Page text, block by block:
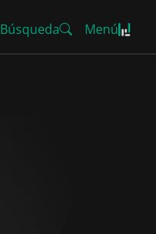
Búsqueda Menú